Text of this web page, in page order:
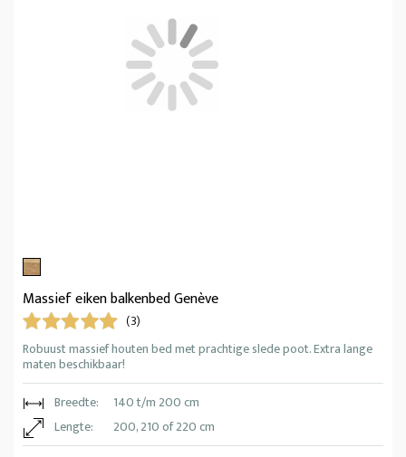
Massief eiken balkenbed Genève
(3)
Robuust massief houten bed met prachtige slede poot. Extra lange
maten beschikbaar!
Breedte:
140 t/m 200 cm
Lengte:
200, 210 of 220 cm